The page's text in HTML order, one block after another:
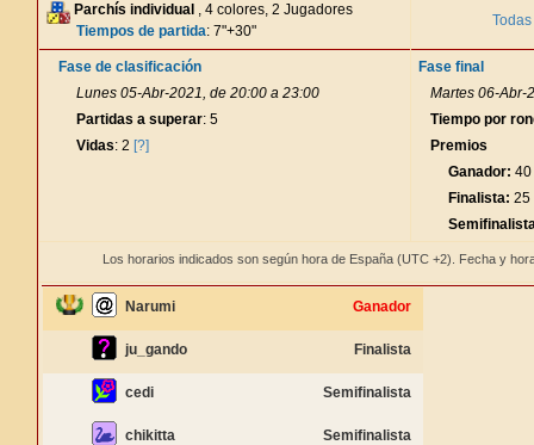
Parchís individual , 4 colores, 2 Jugadores
Tiempos de partida: 7"+30"
Fase de clasificación
Lunes 05-Abr-2021, de 20:00 a 23:00
Partidas a superar: 5
Vidas: 2 [?]
Fase final
Martes 06-Abr-
Tiempo por
Premios
Ganador: 40
Finalista: 25
Los horarios indicados son según hora de España (UTC +2). Fecha y
Narumi Ganador
ju_gando Finalista
cedi Semifinalista
chikitta Semifinalista